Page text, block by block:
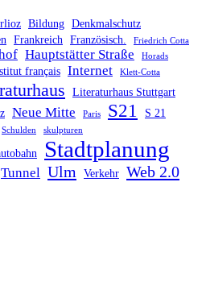
Bildung Denkmalschutz
Frankreich Französisch. Friedrich Cotta
Hauptstätter Straße Horads
français Internet Klett-Cotta
Literaturhaus Stuttgart
Neue Mitte Paris S21 S 21
Schulden skulpturen
Stadtplanung
Tunnel Ulm Verkehr Web 2.0